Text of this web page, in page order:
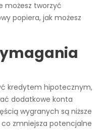
możesz tworzyć
popiera, jak możesz
kredytem hipotecznym,
dodatkowe konta
wygranych są niższe
zmniejsza potencjalne